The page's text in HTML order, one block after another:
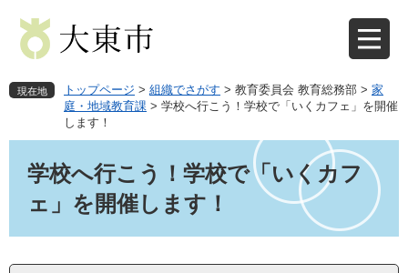
先
す
を
し
現在地 トップページ > 組織でさがす > 教育委員会 教育総務部 > 家
庭・地域教育課 > 学校へ行こう！学校で「いくカフェ」を開催
します！
学校へ行こう！学校で「いくカフ
ェ」を開催します！